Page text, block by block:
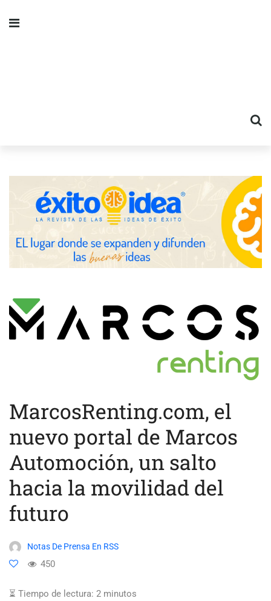
MarcosRenting.com, el
nuevo portal de Marcos
Automoción, un salto
hacia la movilidad del
futuro
Notas De Prensa En RSS
450
⏳ Tiempo de lectura: 2 minutos